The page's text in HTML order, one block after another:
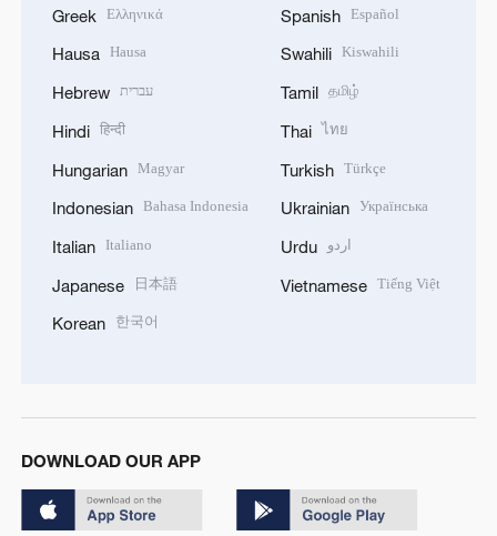
Greek Ελληνικά
Hausa Hausa
Hebrew עברית
Hindi हिन्दी
Hungarian Magyar
Indonesian Bahasa Indonesia
Italian Italiano
Japanese 日本語
Korean 한국어
Spanish Español
Swahili Kiswahili
Tamil தமிழ்
Thai ไทย
Turkish Türkçe
Ukrainian Українська
Urdu اردو
Vietnamese Tiếng Việt
DOWNLOAD OUR APP